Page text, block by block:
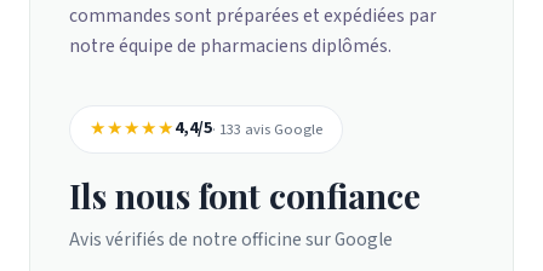
commandes sont préparées et expédiées par
notre équipe de pharmaciens diplômés.
★★★★★4,4/5· 133 avis Google
Ils nous font confiance
Avis vérifiés de notre officine sur Google